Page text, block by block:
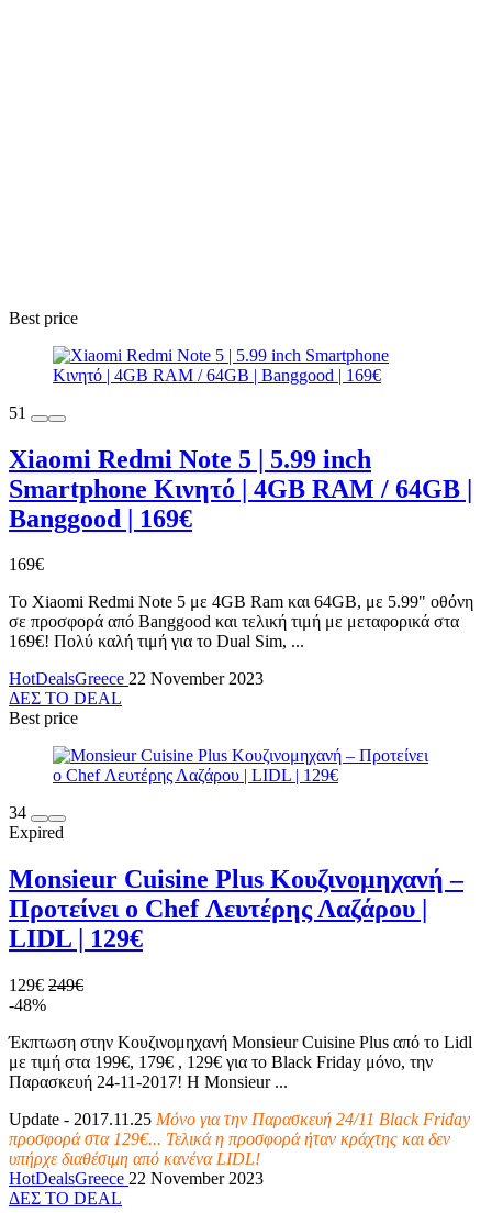
Best price
51
Xiaomi Redmi Note 5 | 5.99 inch
Smartphone Κινητό | 4GB RAM / 64GB |
Banggood | 169€
169€
Το Xiaomi Redmi Note 5 με 4GB Ram και 64GB, με 5.99" οθόνη
σε προσφορά από Banggood και τελική τιμή με μεταφορικά στα
169€! Πολύ καλή τιμή για το Dual Sim, ...
HotDealsGreece 22 November 2023
ΔΕΣ ΤΟ DEAL
Best price
34
Expired
Monsieur Cuisine Plus Κουζινομηχανή –
Προτείνει ο Chef Λευτέρης Λαζάρου |
LIDL | 129€
129€ 249€
-48%
Έκπτωση στην Κουζινομηχανή Monsieur Cuisine Plus από το Lidl
με τιμή στα 199€, 179€ , 129€ για το Black Friday μόνο, την
Παρασκευή 24-11-2017! Η Monsieur ...
Update - 2017.11.25 Μόνο για την Παρασκευή 24/11 Black Friday
προσφορά στα 129€... Τελικά η προσφορά ήταν κράχτης και δεν
υπήρχε διαθέσιμη από κανένα LIDL!
HotDealsGreece 22 November 2023
ΔΕΣ ΤΟ DEAL